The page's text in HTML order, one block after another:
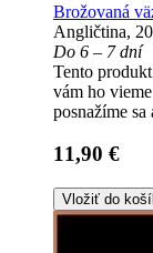
Brožovaná
Angličtina,
Do 6 – 7 dní
Tento
vám ho
posnažíme
11,90 €
Vložiť do